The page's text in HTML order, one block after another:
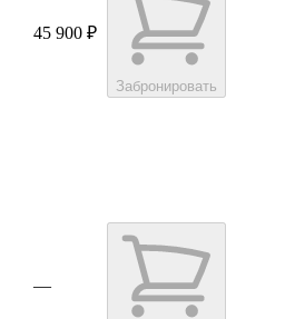
45 900 ₽
Забронировать
—